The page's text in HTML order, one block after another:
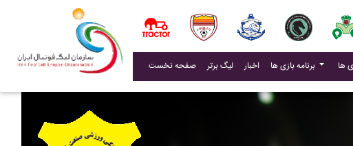
صفحه نخست لیگ برتر اخبار(current) برنامه بازی ها